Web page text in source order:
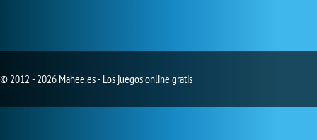
© 2012 - 2026 Mahee.es - Los juegos online gratis